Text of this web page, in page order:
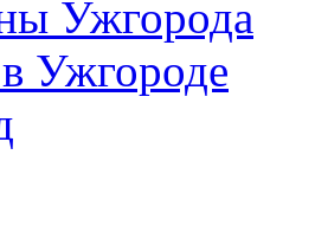
Ужгорода
Ужгороде